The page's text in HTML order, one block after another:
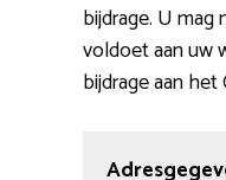
bijdrage. U
voldoet aan uw
bijdrage aan